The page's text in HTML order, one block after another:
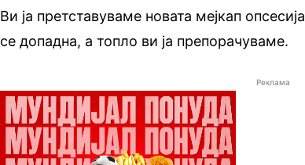
Ви ја претставуваме новата мејкап
се допадна, а топло ви ја препорачуваме.
Реклама